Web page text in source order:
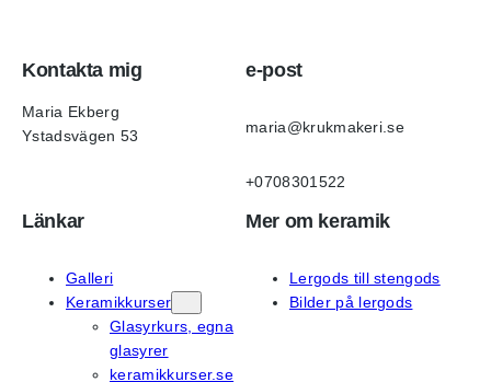
Kontakta mig
Maria Ekberg
Ystadsvägen 53
e-post
maria@krukmakeri.se
+0708301522
Länkar
Galleri
Keramikkurser
Glasyrkurs, egna
glasyrer
keramikkurser.se
Mer om keramik
Lergods till stengods
Bilder på lergods